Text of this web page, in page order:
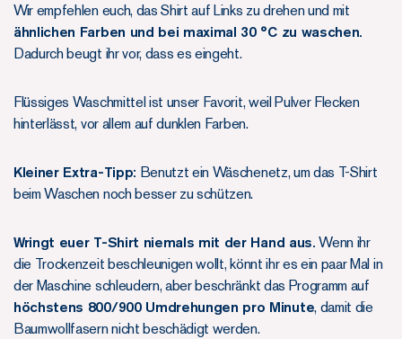
Wir empfehlen euch, das Shirt auf Links zu drehen und mit
ähnlichen Farben und bei maximal 30 °C zu waschen.
Dadurch beugt ihr vor, dass es eingeht.
Flüssiges Waschmittel ist unser Favorit, weil Pulver Flecken
hinterlässt, vor allem auf dunklen Farben.
Kleiner Extra-Tipp: Benutzt ein Wäschenetz, um das T-Shirt
beim Waschen noch besser zu schützen.
Wringt euer T-Shirt niemals mit der Hand aus. Wenn ihr
die Trockenzeit beschleunigen wollt, könnt ihr es ein paar Mal in
der Maschine schleudern, aber beschränkt das Programm auf
höchstens 800/900 Umdrehungen pro Minute, damit die
Baumwollfasern nicht beschädigt werden.